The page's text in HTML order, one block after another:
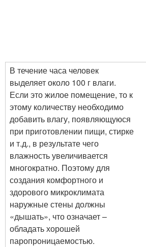
В течение часа человек
выделяет около 100 г влаги.
Если это жилое помещение, то к
этому количеству необходимо
добавить влагу, появляющуюся
при приготовлении пищи, стирке
и т.д., в результате чего
влажность увеличивается
многократно. Поэтому для
создания комфортного и
здорового микроклимата
наружные стены должны
«дышать», что означает –
обладать хорошей
паропроницаемостью.